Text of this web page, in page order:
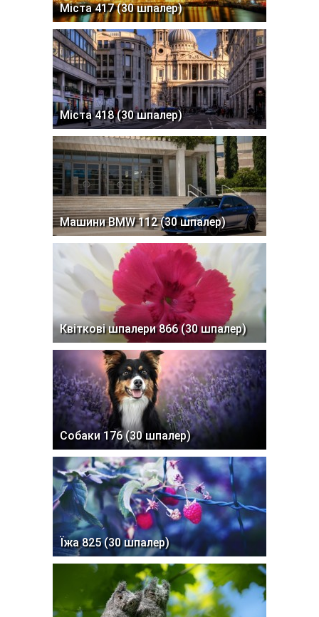
Міста 417 (30 шпалер)
Міста 418 (30 шпалер)
Машини BMW 112 (30 шпалер)
Квіткові шпалери 866 (30 шпалер)
Собаки 176 (30 шпалер)
Їжа 825 (30 шпалер)